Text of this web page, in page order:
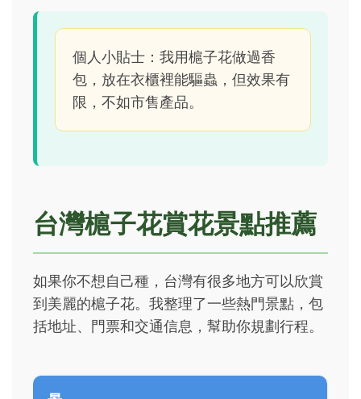
個人小貼士：我用槴子花做過香
包，放在衣櫃裡能驅蟲，但效果有
限，不如市售產品。
台灣槴子花賞花景點推薦
如果你不想自己種，台灣有很多地方可以欣賞
到美麗的槴子花。我整理了一些熱門景點，包
括地址、門票和交通信息，幫助你規劃行程。